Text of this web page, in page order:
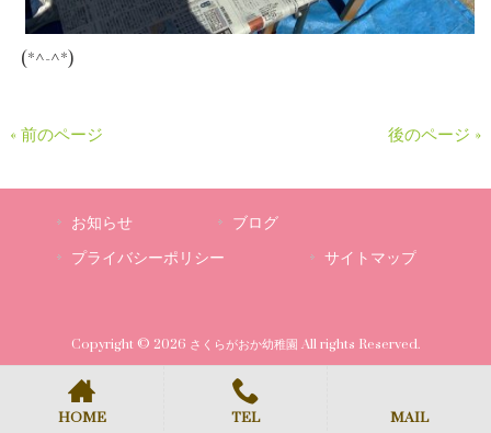
(*^-^*)
« 前のページ 後のページ »
お知らせ
ブログ
プライバシーポリシー
サイトマップ
Copyright © 2026 さくらがおか幼稚園 All rights Reserved.
HOME TEL MAIL